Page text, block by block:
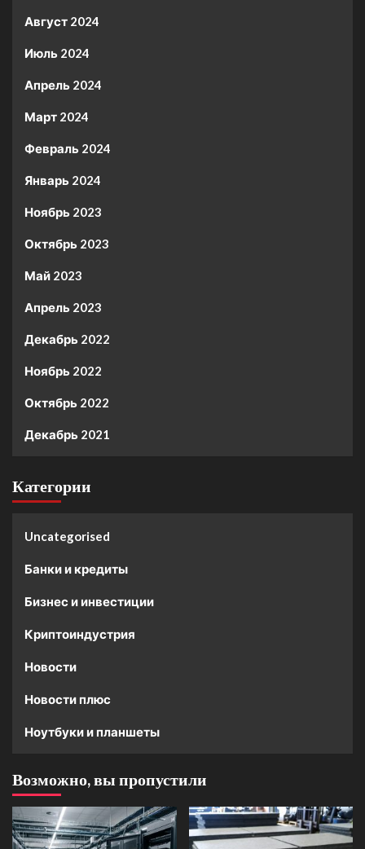
Август 2024
Июль 2024
Апрель 2024
Март 2024
Февраль 2024
Январь 2024
Ноябрь 2023
Октябрь 2023
Май 2023
Апрель 2023
Декабрь 2022
Ноябрь 2022
Октябрь 2022
Декабрь 2021
Категории
Uncategorised
Банки и кредиты
Бизнес и инвестиции
Криптоиндустрия
Новости
Новости плюс
Ноутбуки и планшеты
Возможно, вы пропустили